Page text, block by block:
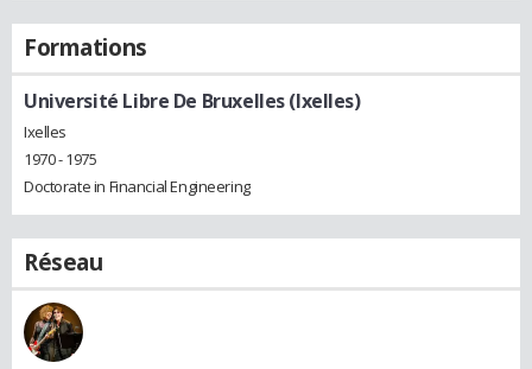
Formations
Université Libre De Bruxelles (Ixelles)
Ixelles
1970 - 1975
Doctorate in Financial Engineering
Réseau